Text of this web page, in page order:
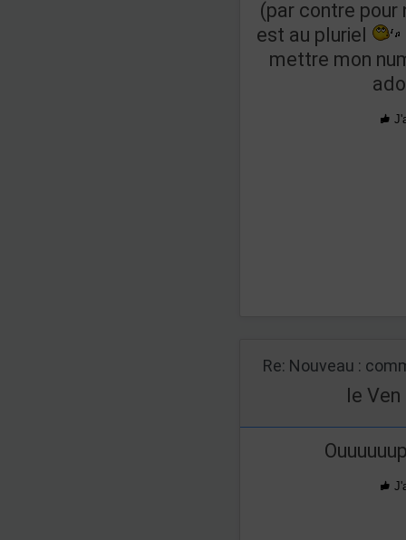
(par contre pour
est au pluriel
mettre mon
Re: Nouveau :
le